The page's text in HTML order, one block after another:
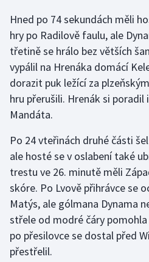
Plážový volejbal
Ragby
Rychlobruslení
Short track
Sportovní střelba
Stolní tenis
Triatlon
Hned po 74 sekundách měli
hry po Radilově faulu, ale
třetině se hrálo bez větších
vypálil na Hrenáka domácí
dorazit puk ležící za
hru přerušili. Hrenák si
Mandáta.
Po 24 vteřinách druhé části
ale hosté se v oslabení také
trestu ve 26. minutě měli
skóre. Po Lvově přihrávce se
Matýs, ale gólmana Dynama
střele od modré čáry
po přesilovce se dostal před
přestřelil.